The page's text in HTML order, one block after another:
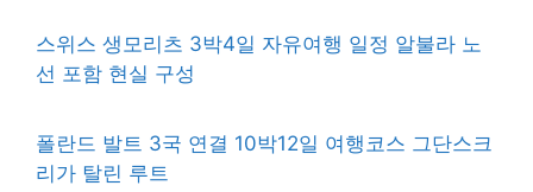
스위스 생모리츠 3박4일 자유여행 일정 알불라 노
선 포함 현실 구성
폴란드 발트 3국 연결 10박12일 여행코스 그단스크
리가 탈린 루트